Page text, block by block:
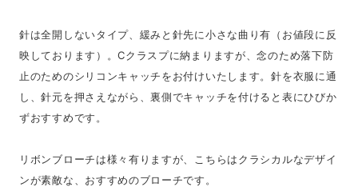
針は全開しないタイプ、緩みと針先に小さな曲り有（お値段に反
映しております）。Cクラスプに納まりますが、念のため落下防
止のためのシリコンキャッチをお付けいたします。針を衣服に通
し、針元を押さえながら、裏側でキャッチを付けると表にひびか
ずおすすめです。
リボンブローチは様々有りますが、こちらはクラシカルなデザイ
ンが素敵な、おすすめのブローチです。